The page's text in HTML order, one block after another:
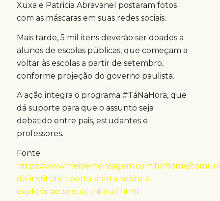
Xuxa e Patricia Abravanel postaram fotos
com as máscaras em suas redes sociais.
Mais tarde, 5 mil itens deverão ser doados a
alunos de escolas públicas, que começam a
voltar às escolas a partir de setembro,
conforme projeção do governo paulista.
A ação integra o programa #TáNaHora, que
dá suporte para que o assunto seja
debatido entre pais, estudantes e
professores.
Fonte:
https://www.meioemensagem.com.br/home/
do-instituto-liberta-alerta-sobre-a-
exploracao-sexual-infantil.html